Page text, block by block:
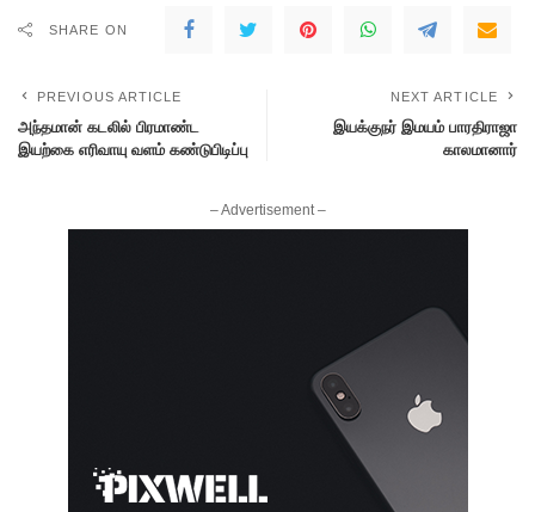
SHARE ON
PREVIOUS ARTICLE
அந்தமான் கடலில் பிரமாண்ட
இயற்கை எரிவாயு வளம் கண்டுபிடிப்பு
NEXT ARTICLE
இயக்குநர் இமயம் பாரதிராஜா
காலமானார்
– Advertisement –